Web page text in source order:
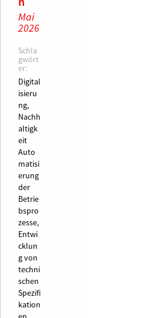
Mai
2026
Schla
gwört
er:
Digital
isieru
ng,
Nachh
altigk
eit
Auto
matisi
erung
der
Betrie
bspro
zesse,
Entwi
cklun
g von
techni
schen
Spezifi
kation